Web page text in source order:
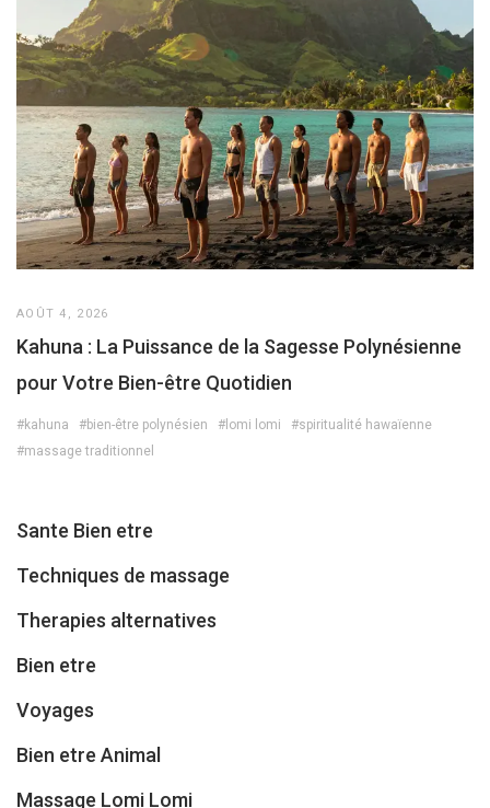
AOÛT 4, 2026
Kahuna : La Puissance de la Sagesse Polynésienne
pour Votre Bien-être Quotidien
#kahuna #bien-être polynésien #lomi lomi
#spiritualité hawaïenne
#massage traditionnel
Sante Bien etre
Techniques de massage
Therapies alternatives
Bien etre
Voyages
Bien etre Animal
Massage Lomi Lomi